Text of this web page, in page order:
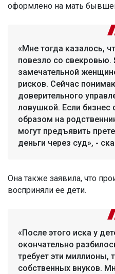
оформлено на мать
«Мне тогда казалось,
повезло со свекровью.
замечательной
рисков. Сейчас
доверительного
ловушкой. Если бизнес
образом на
могут предъявить
деньги через суд», -
Она также заявила, что
восприняли ее дети.
«После этого иска у
окончательно
требует эти миллионы,
собственных внуков.